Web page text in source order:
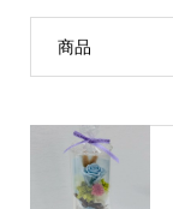
商品